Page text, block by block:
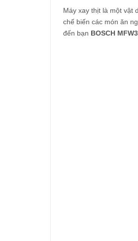
Máy xay thịt là một vật
chế biến các món ăn
đến bạn BOSCH